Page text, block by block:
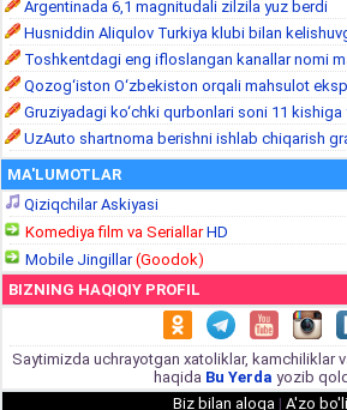
Argentinada 6,1 magnitudali zilzila yuz berdi
Husniddin Aliqulov Turkiya klubi bilan
Toshkentdagi eng ifloslangan kanallar nomi
Qozog‘iston O‘zbekiston orqali mahsulot
Gruziyadagi ko‘chki qurbonlari soni 11 kishiga
UzAuto shartnoma berishni ishlab chiqarish
MA'LUMOTLAR
Qiziqchilar Askiyasi
Komediya film va SeriallarHD
Mobile Jingillar(Goodok)
BIZNING HAQIQIY PROFIL
Saytimizda uchrayotgan xatoliklar, kamchiliklar
haqida Bu Yerda yozib
Biz bilan aloqa | A'zo